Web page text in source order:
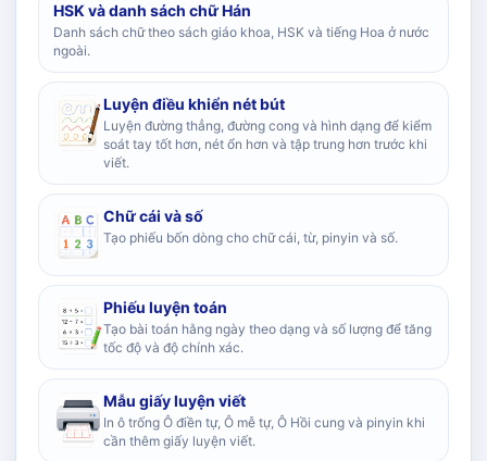
HSK và danh sách chữ Hán
Danh sách chữ theo sách giáo khoa, HSK và tiếng Hoa ở nước
ngoài.
Luyện điều khiển nét bút
Luyện đường thẳng, đường cong và hình dạng để kiểm
soát tay tốt hơn, nét ổn hơn và tập trung hơn trước khi
viết.
Chữ cái và số
Tạo phiếu bốn dòng cho chữ cái, từ, pinyin và số.
Phiếu luyện toán
Tạo bài toán hằng ngày theo dạng và số lượng để tăng
tốc độ và độ chính xác.
Mẫu giấy luyện viết
In ô trống Ô điền tự, Ô mễ tự, Ô Hồi cung và pinyin khi
cần thêm giấy luyện viết.